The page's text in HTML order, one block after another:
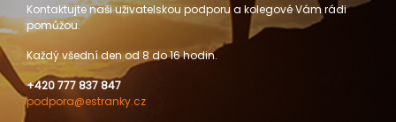
Kontaktujte naši uživatelskou podporu a kolegové Vám rádi
pomůžou.
Každý všední den od 8 do 16 hodin.
+420 777 837 847
podpora@estranky.cz